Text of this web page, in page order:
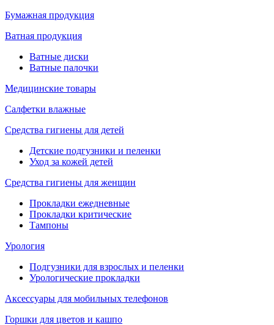
Бумажная продукция
Ватная продукция
Ватные диски
Ватные палочки
Медицинские товары
Салфетки влажные
Средства гигиены для детей
Детские подгузники и пеленки
Уход за кожей детей
Средства гигиены для женщин
Прокладки ежедневные
Прокладки критические
Тампоны
Урология
Подгузники для взрослых и пеленки
Урологические прокладки
Аксессуары для мобильных телефонов
Горшки для цветов и кашпо